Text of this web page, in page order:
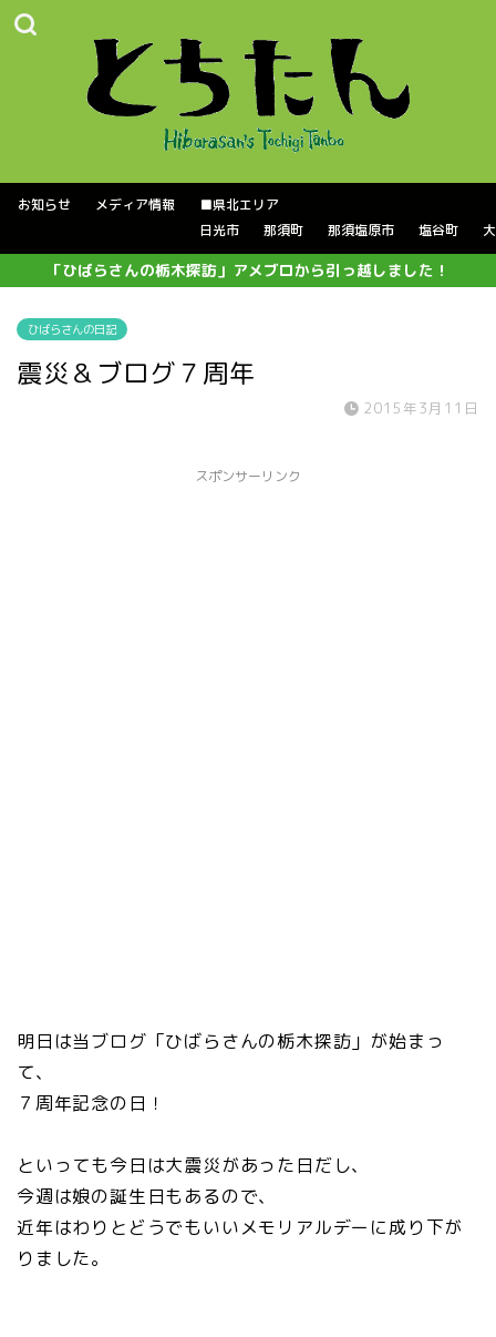
お知らせ メディア情報
■県北エリア
日光市
那須町 那須塩原市 塩谷町
「ひばらさんの栃木探訪」アメブロから引っ越しました！
ひばらさんの日記
震災＆ブログ７周年
2015年3月11日
スポンサーリンク
明日は当ブログ「ひばらさんの栃木探訪」が始まっ
て、
７周年記念の日！
といっても今日は大震災があった日だし、
今週は娘の誕生日もあるので、
近年はわりとどうでもいいメモリアルデーに成り下が
りました。